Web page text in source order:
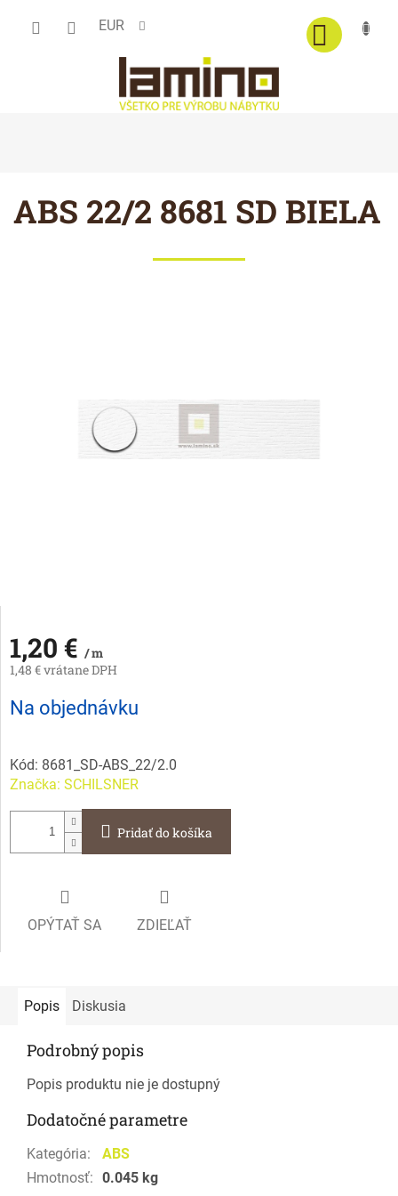
EUR
ABS 22/2 8681 SD BIELA
1,20 € / m
1,48 € vrátane DPH
Jednotková
cena:
Na objednávku
Kód: 8681_SD-ABS_22/2.0
Značka: SCHILSNER
Pridať do košíka
OPÝTAŤ SA ZDIEĽAŤ
Popis Diskusia
Podrobný popis
Popis produktu nie je dostupný
Dodatočné parametre
Kategória:
ABS
Hmotnosť: 0.045 kg